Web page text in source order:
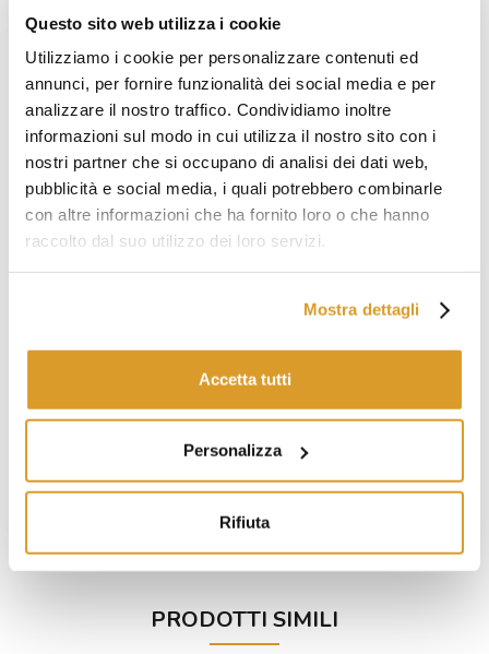
Questo sito web utilizza i cookie
Utilizziamo i cookie per personalizzare contenuti ed
annunci, per fornire funzionalità dei social media e per
analizzare il nostro traffico. Condividiamo inoltre
informazioni sul modo in cui utilizza il nostro sito con i
nostri partner che si occupano di analisi dei dati web,
pubblicità e social media, i quali potrebbero combinarle
con altre informazioni che ha fornito loro o che hanno
raccolto dal suo utilizzo dei loro servizi.
Mostra dettagli
Accetta tutti
Personalizza
Rifiuta
PRODOTTI CORRELATI
Bobina di filo standard per legatrice
cordless Tendril
PRODOTTI SIMILI